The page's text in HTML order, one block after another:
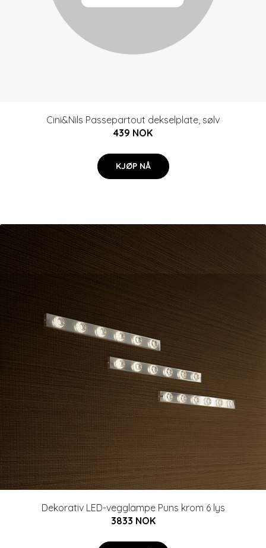
Cini&Nils Passepartout dekselplate, sølv
439 NOK
KJØP NÅ
Dekorativ LED-vegglampe Puns krom 6 lys
3833 NOK